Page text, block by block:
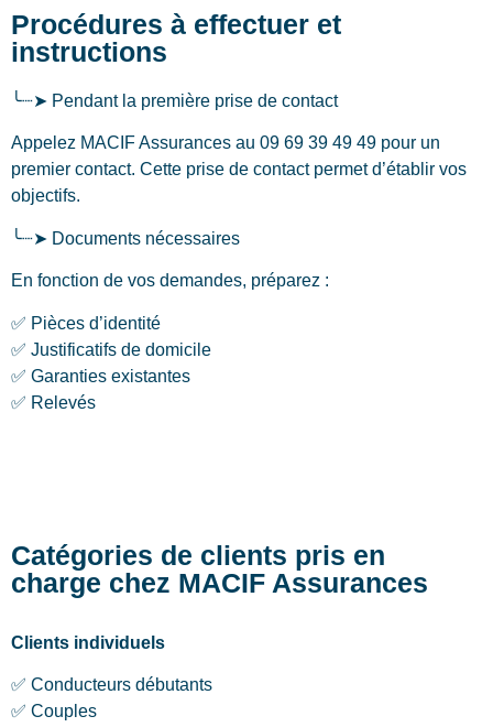
Procédures à effectuer et
instructions
╰┈➤ Pendant la première prise de contact
Appelez MACIF Assurances au 09 69 39 49 49 pour un
premier contact. Cette prise de contact permet d’établir vos
objectifs.
╰┈➤ Documents nécessaires
En fonction de vos demandes, préparez :
✅ Pièces d’identité
✅ Justificatifs de domicile
✅ Garanties existantes
✅ Relevés
Catégories de clients pris en
charge chez MACIF Assurances
Clients individuels
✅ Conducteurs débutants
✅ Couples